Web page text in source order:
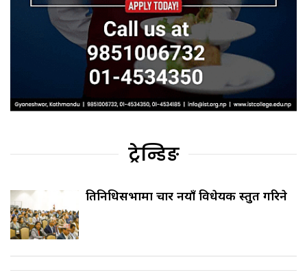
ट्रेन्डिङ
प्रतिनिधिसभामा चार नयाँ विधेयक प्रस्तुत गरिने